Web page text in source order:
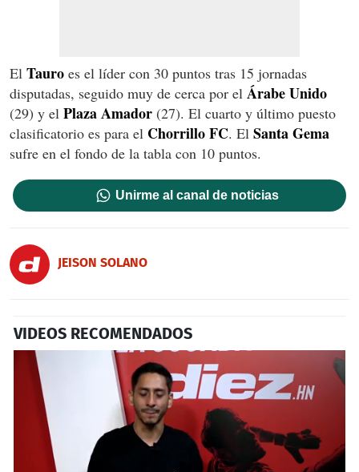
El Tauro es el líder con 30 puntos tras 15 jornadas
disputadas, seguido muy de cerca por el Árabe Unido
(29) y el Plaza Amador (27). El cuarto y último puesto
clasificatorio es para el Chorrillo FC. El Santa Gema
sufre en el fondo de la tabla con 10 puntos.
Unirme al canal de noticias
JEISON SOLANO
VIDEOS RECOMENDADOS